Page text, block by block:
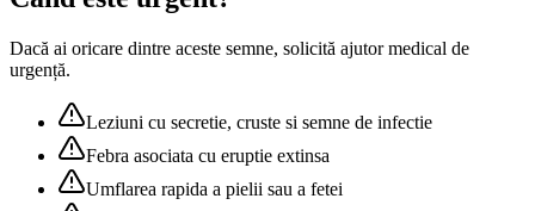
Dacă ai oricare dintre aceste semne, solicită ajutor medical de
urgență.
Leziuni cu secretie, cruste si semne de infectie
Febra asociata cu eruptie extinsa
Umflarea rapida a pielii sau a fetei